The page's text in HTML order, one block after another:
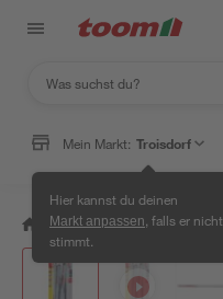
Mein Markt: Troisdorf
Hier kannst du deinen
Markt anpassen , falls er nicht
stimmt.
/ Werkstatt & Maschinen /